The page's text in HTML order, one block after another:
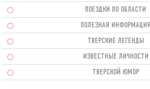
ПОЕЗДКИ ПО ОБЛАСТИ
ПОЛЕЗНАЯ ИНФОРМАЦИЯ
ТВЕРСКИЕ ЛЕГЕНДЫ
ИЗВЕСТНЫЕ ЛИЧНОСТИ
ТВЕРСКОЙ ЮМОР